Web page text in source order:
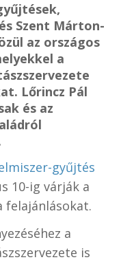
Szent Márton-
az országos
a
Lőrincz Pál
és az
gyűjtés
10-ig várják a
felajánlásokat.
a
is